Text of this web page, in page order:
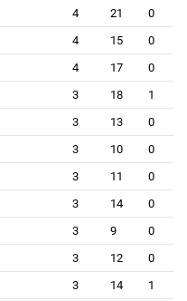
4 21
0
4 15
0
4 17
0
3 18
1
3 13
0
3 10
0
3 11
0
3 14
0
3 9
0
3 12
0
3 14
1